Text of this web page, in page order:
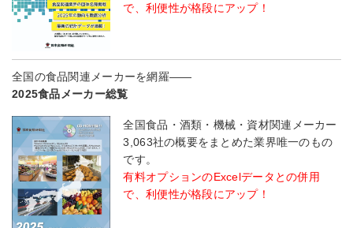
で、利便性が格段にアップ！
全国の食品関連メーカーを網羅――
2025食品メーカー総覧
全国食品・酒類・機械・資材関連メーカー
3,063社の概要をまとめた業界唯一のもの
です。
有料オプションのExcelデータとの併用
で、利便性が格段にアップ！